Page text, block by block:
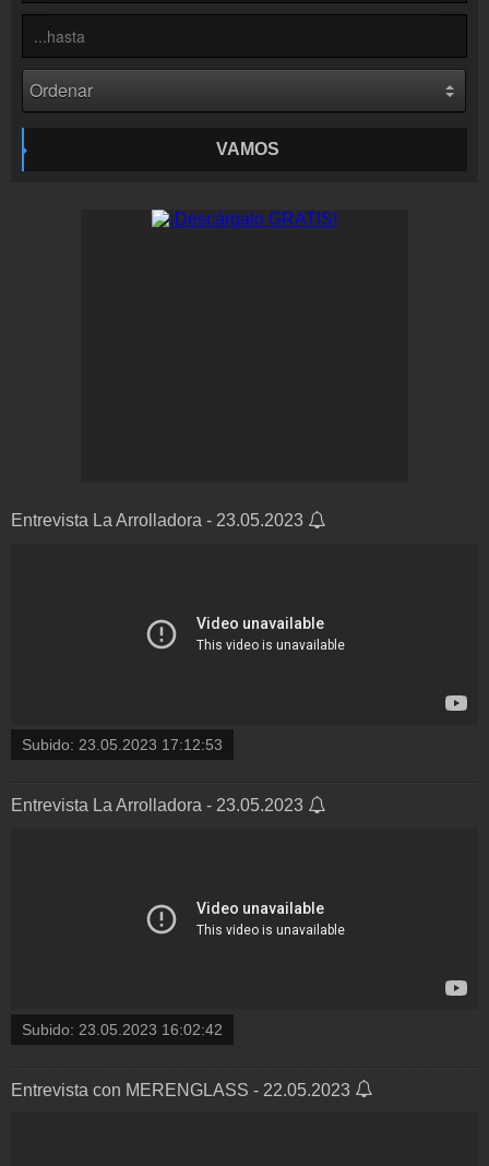
Inclúyelo a tu sitio web
VAMOS
Entrevista La Arrolladora - 23.05.2023
Subido: 23.05.2023 17:12:53
Entrevista La Arrolladora - 23.05.2023
Subido: 23.05.2023 16:02:42
Entrevista con MERENGLASS - 22.05.2023